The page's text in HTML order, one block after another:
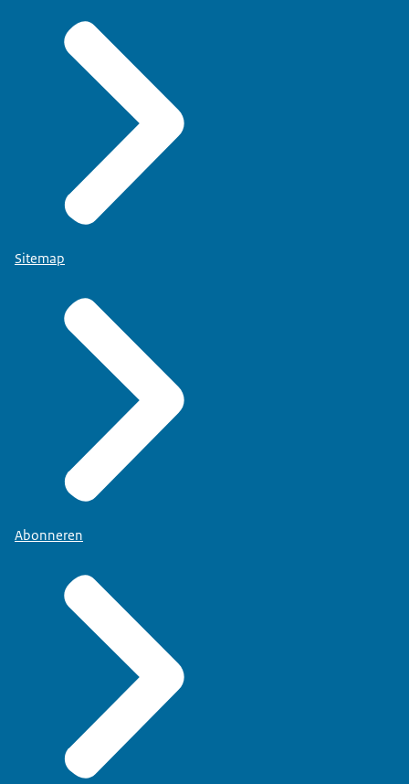
Sitemap
Abonneren